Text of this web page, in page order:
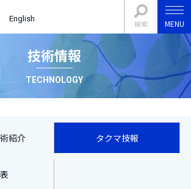
English
検索 MENU
技術情報
TECHNOLOGY
紹介 タクマ技報